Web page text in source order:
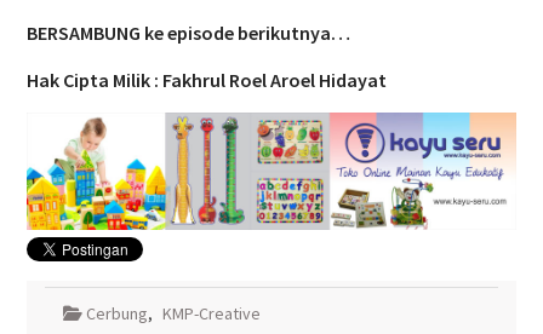
BERSAMBUNG ke episode berikutnya…
Hak Cipta Milik : Fakhrul Roel Aroel Hidayat
Cerbung, KMP-Creative